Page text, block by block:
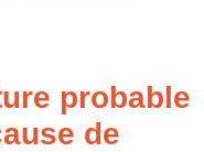
probable
de